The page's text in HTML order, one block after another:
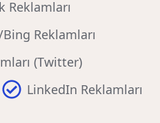
Reklamları
Reklamları
(Twitter)
LinkedIn Reklamları